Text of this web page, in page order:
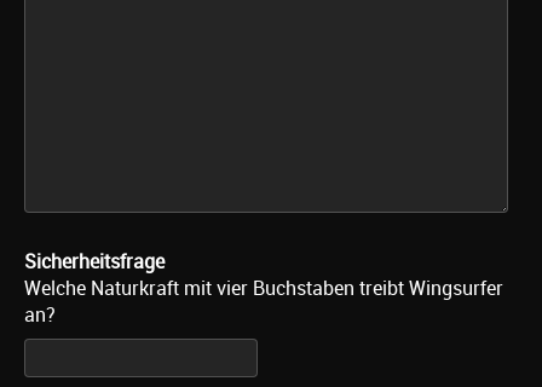
Sicherheitsfrage
Welche Naturkraft mit vier Buchstaben treibt Wingsurfer
an?